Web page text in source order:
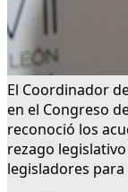
El Coordinador
en el Congreso
reconoció los
rezago
legisladores